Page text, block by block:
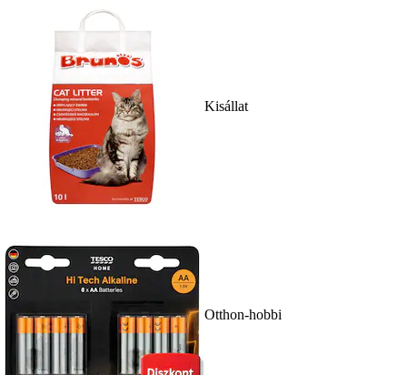
Kisállat
Otthon-hobbi